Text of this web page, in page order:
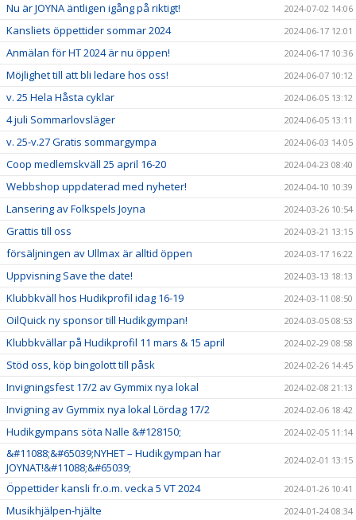
Nu är JOYNA äntligen igång på riktigt! 2024-07-02 14:06
Kansliets öppettider sommar 2024 2024-06-17 12:01
Anmälan för HT 2024 är nu öppen! 2024-06-17 10:36
Möjlighet till att bli ledare hos oss! 2024-06-07 10:12
v. 25 Hela Håsta cyklar 2024-06-05 13:12
4 juli Sommarlovsläger 2024-06-05 13:11
v. 25-v.27 Gratis sommargympa 2024-06-03 14:05
Coop medlemskväll 25 april 16-20 2024-04-23 08:40
Webbshop uppdaterad med nyheter! 2024-04-10 10:39
Lansering av Folkspels Joyna 2024-03-26 10:54
Grattis till oss 2024-03-21 13:15
försäljningen av Ullmax är alltid öppen 2024-03-17 16:22
Uppvisning Save the date! 2024-03-13 18:13
Klubbkväll hos Hudikprofil idag 16-19 2024-03-11 08:50
OilQuick ny sponsor till Hudikgympan! 2024-03-05 08:53
Klubbkvällar på Hudikprofil 11 mars & 15 april 2024-02-29 08:58
Stöd oss, köp bingolott till påsk 2024-02-26 14:45
Invigningsfest 17/2 av Gymmix nya lokal 2024-02-08 21:13
Invigning av Gymmix nya lokal Lördag 17/2 2024-02-06 18:42
Hudikgympans söta Nalle &#128150; 2024-02-05 11:14
&#11088;&#65039;NYHET – Hudikgympan har
JOYNAT!&#11088;&#65039;
2024-02-01 13:15
Öppettider kansli fr.o.m. vecka 5 VT 2024 2024-01-26 10:41
Musikhjälpen-hjälte 2024-01-24 08:34